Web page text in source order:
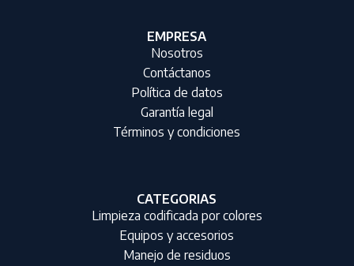
EMPRESA
Nosotros
Contáctanos
Política de datos
Garantía legal
Términos y condiciones
CATEGORIAS
Limpieza codificada por colores
Equipos y accesorios
Manejo de residuos